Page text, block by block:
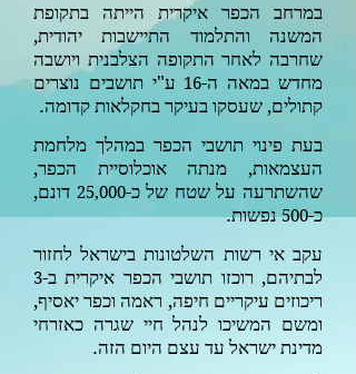
במרחב הכפר איקרית הייתה בתקופת
המשנה והתלמוד התיישבות יהודית,
שחרבה לאחר התקופה הצלבנית ויושבה
מחדש במאה ה-16 ע"י תושבים נוצרים
קתולים, שעסקו בעיקר בחקלאות קדומה.
בעת פינוי תושבי הכפר במהלך מלחמת
העצמאות, מנתה אוכלוסיית הכפר,
שהשתרעה על שטח של כ-25,000 דונם,
כ-500 נפשות.
עקב אי רשות השלטונות בישראל לחזור
לבתיהם, רוכזו תושבי הכפר איקרית ב-3
ריכוזים עיקריים חיפה, ראמה וכפר יאסיף,
ומשם המשיכו לנהל חיי שגרה כאזרחי
מדינת ישראל עד עצם היום הזה.